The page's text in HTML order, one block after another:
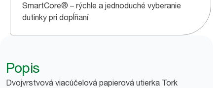
SmartCore® – rýchle a jednoduché vyberanie
dutinky pri dopĺňaní
Popis
Dvojvrstvová viacúčelová papierová utierka Tork